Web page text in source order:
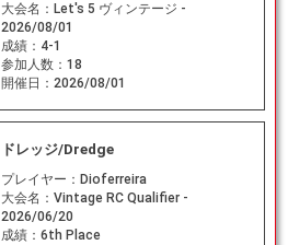
大会名： Let's 5 ヴィンテージ -
2026/08/01
成績： 4-1
参加人数： 18
開催日： 2026/08/01
ドレッジ/Dredge
プレイヤー： Dioferreira
大会名： Vintage RC Qualifier -
2026/06/20
成績： 6th Place